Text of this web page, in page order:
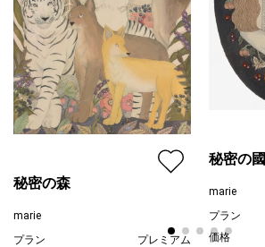
秘密の森
marie
プラン
プレミアム
秘密の國
marie
プラン
価格